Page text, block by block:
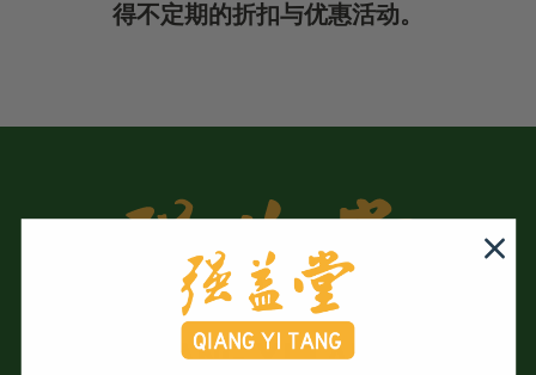
得不定期的折扣与优惠活动。